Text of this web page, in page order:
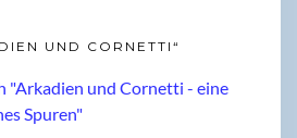
UND CORNETTI“